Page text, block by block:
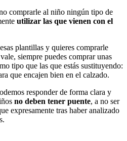
comprarle al niño ningún tipo de
utilizar las que vienen con el
plantillas y quieres comprarle
siempre puedes comprar unas
tipo que las que estás sustituyendo:
que encajen bien en el calzado.
responder de forma clara y
no deben tener puente, a no ser
expresamente tras haber analizado